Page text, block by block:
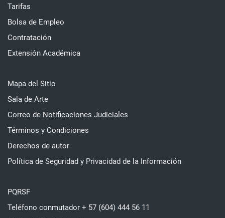
Tarifas
Bolsa de Empleo
Contratación
Extensión Académica
Mapa del Sitio
Sala de Arte
Correo de Notificaciones Judiciales
Términos y Condiciones
Derechos de autor
Política de Seguridad y Privacidad de la Información
PQRSF
Teléfono conmutador + 57 (604) 444 56 11